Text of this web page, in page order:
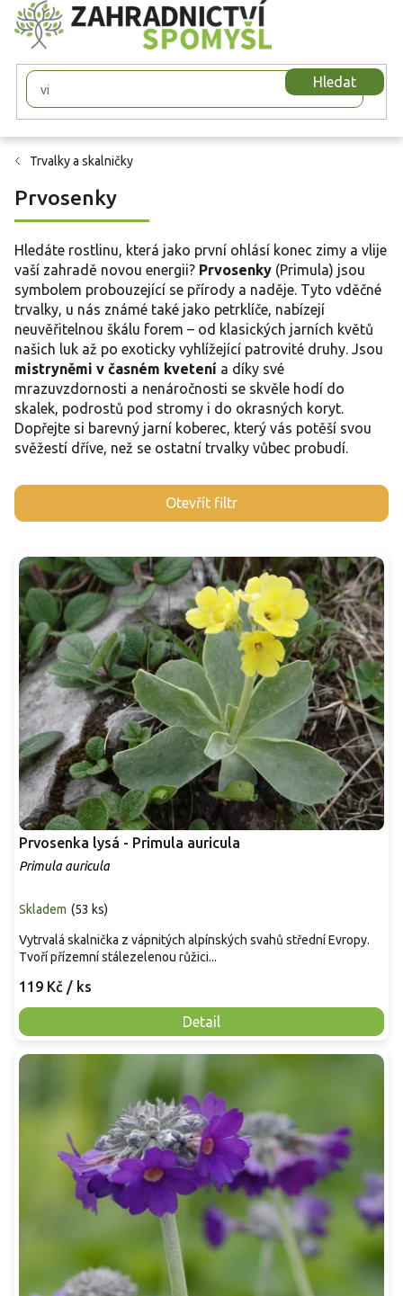
Přejít
na
obsah
Hledat
Trvalky a skalničky
Prvosenky
Hledáte rostlinu, která jako první ohlásí konec zimy a vlije
vaší zahradě novou energii? Prvosenky (Primula) jsou
symbolem probouzející se přírody a naděje. Tyto vděčné
trvalky, u nás známé také jako petrklíče, nabízejí
neuvěřitelnou škálu forem – od klasických jarních květů
našich luk až po exoticky vyhlížející patrovité druhy. Jsou
mistryněmi v časném kvetení a díky své
mrazuvzdornosti a nenáročnosti se skvěle hodí do
skalek, podrostů pod stromy i do okrasných koryt.
Dopřejte si barevný jarní koberec, který vás potěší svou
svěžestí dříve, než se ostatní trvalky vůbec probudí.
Otevřít filtr
V
ý
s
p
r
o
d
u
k
t
ů
Prvosenka lysá - Primula auricula
Primula auricula
Skladem (53 ks)
119 Kč / ks
Detail
Vytrvalá skalnička z vápnitých alpínských svahů střední Evropy.
Tvoří přízemní stálezelenou růžici...